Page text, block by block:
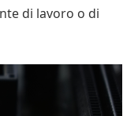
di lavoro o di